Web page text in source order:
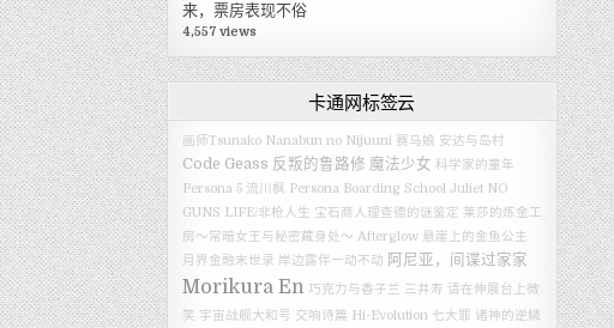
来，票房表现不俗
4,557 views
卡通网标签云
画师Tsunako Nanabun no Nijuuni 赛马娘 安达与岛村
Code Geass 反叛的鲁路修 魔法少女 科学家的童年
Persona 5 流川枫 Persona Boarding School Juliet NO
GUNS LIFE/非枪人生 宝石商人理查德的谜鉴定 莱莎的炼金工
房～常暗女王与秘密藏身处～ Afterglow 悬崖上的金鱼公主
月界金融末世录 岸边露伴一动不动 阿尼亚，间谍过家家
Morikura En 巧克力与香子兰 三井寿 请在伸展台上微
笑 宇宙战舰大和号 交响诗篇 Hi-Evolution 七大罪 诸神的逆鳞